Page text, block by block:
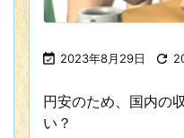
 2023年8月29日 
円安のため、国内の
い？